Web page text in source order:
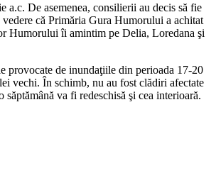
De asemenea, consilierii au decis să fie
că Primăria Gura Humorului a achitat
Humorului îi amintim pe Delia, Loredana şi
provocate de inundaţiile din perioada 17-20
vechi. În schimb, nu au fost clădiri afectate
va fi redeschisă şi cea interioară.